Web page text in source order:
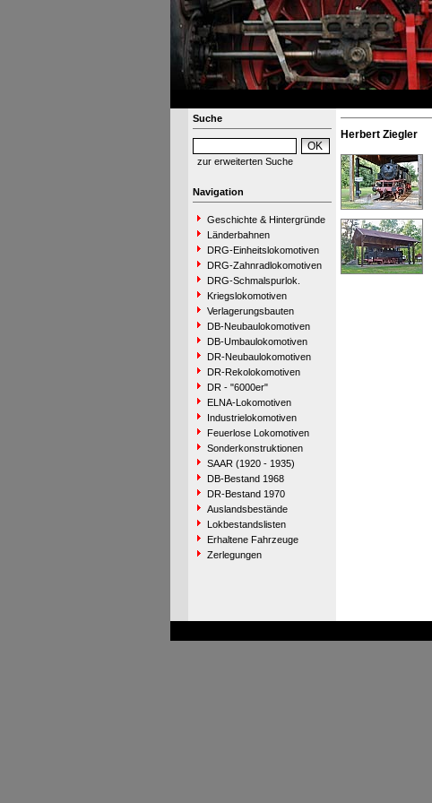
Suche
zur erweiterten Suche
Navigation
Geschichte & Hintergründe
Länderbahnen
DRG-Einheitslokomotiven
DRG-Zahnradlokomotiven
DRG-Schmalspurlok.
Kriegslokomotiven
Verlagerungsbauten
DB-Neubaulokomotiven
DB-Umbaulokomotiven
DR-Neubaulokomotiven
DR-Rekolokomotiven
DR - "6000er"
ELNA-Lokomotiven
Industrielokomotiven
Feuerlose Lokomotiven
Sonderkonstruktionen
SAAR (1920 - 1935)
DB-Bestand 1968
DR-Bestand 1970
Auslandsbestände
Lokbestandslisten
Erhaltene Fahrzeuge
Zerlegungen
Herbert Ziegler